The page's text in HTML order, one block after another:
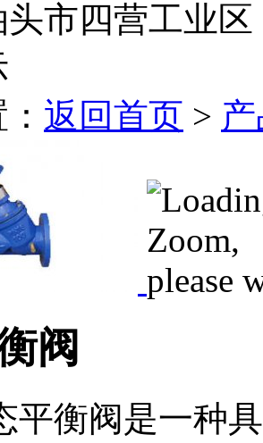
市四营工业区
返回首页 >
阀
平衡阀是一种